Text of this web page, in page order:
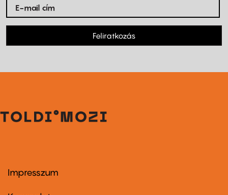
Feliratkozás
Footer
first
Impresszum